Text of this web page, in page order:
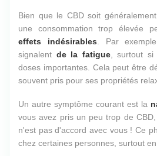
Bien que le CBD soit
une consommation trop élevée
effets indésirables. Par
signalent de la fatigue, surtout si
doses importantes. Cela peut être
souvent pris pour ses propriétés
Un autre symptôme courant est la
vous avez pris un peu trop de
n'est pas d'accord avec vous ! Ce
chez certaines personnes, surtout